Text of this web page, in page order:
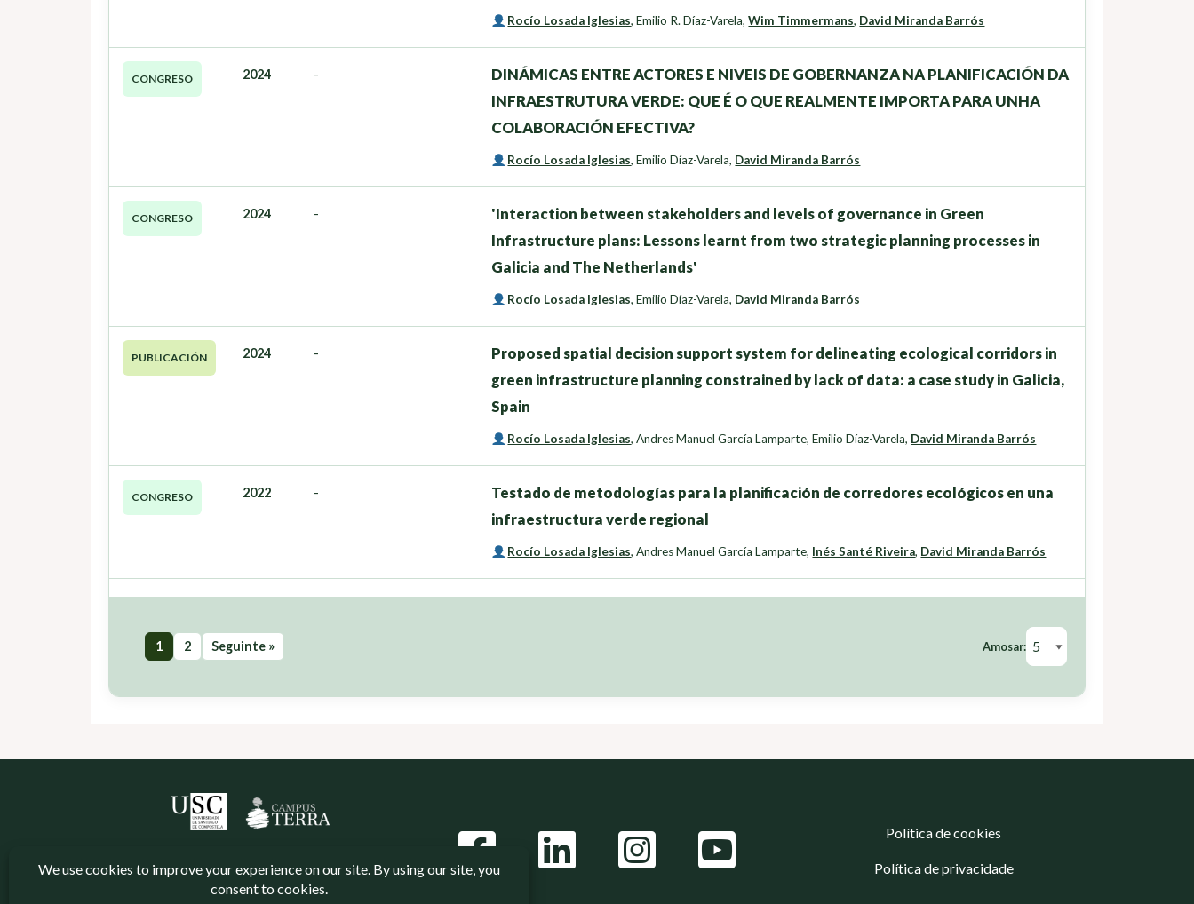
Rocío Losada Iglesias,Emilio R. Díaz-Varela,Wim Timmermans, David Miranda Barrós
CONGRESO 2024 -
DINÁMICAS ENTRE ACTORES E NIVEIS DE GOBERNANZA NA PLANIFICACIÓN DA
INFRAESTRUTURA VERDE: QUE É O QUE REALMENTE IMPORTA PARA UNHA
COLABORACIÓN EFECTIVA?
Rocío Losada Iglesias,Emilio Díaz-Varela, David Miranda Barrós
CONGRESO 2024 -
'Interaction between stakeholders and levels of governance in Green
Infrastructure plans: Lessons learnt from two strategic planning processes in
Galicia and The Netherlands'
Rocío Losada Iglesias,Emilio Díaz-Varela, David Miranda Barrós
PUBLICACIÓN 2024 -
Proposed spatial decision support system for delineating ecological corridors in
green infrastructure planning constrained by lack of data: a case study in Galicia,
Spain
Rocío Losada Iglesias,Andres Manuel García Lamparte,Emilio Díaz-Varela, David Miranda Barrós
CONGRESO 2022 -
Testado de metodologías para la planificación de corredores ecológicos en una
infraestructura verde regional
Rocío Losada Iglesias,Andres Manuel García Lamparte, Inés Santé Riveira, David Miranda Barrós
1 2 Seguinte » Amosar:
Política de cookies
Política de privacidade